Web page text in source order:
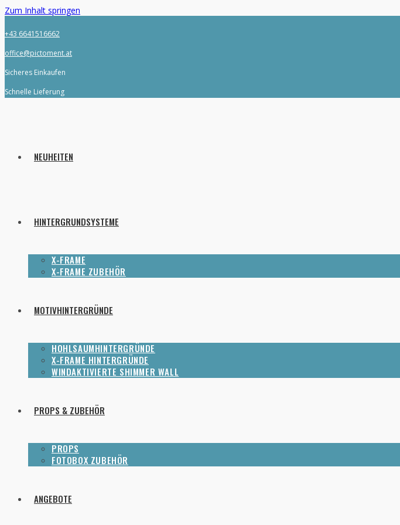
Zum Inhalt springen
+43 6641516662
office@pictoment.at
Sicheres Einkaufen
Schnelle Lieferung
NEUHEITEN
HINTERGRUNDSYSTEME
X-FRAME
X-FRAME ZUBEHÖR
MOTIVHINTERGRÜNDE
HOHLSAUMHINTERGRÜNDE
X-FRAME HINTERGRÜNDE
WINDAKTIVIERTE SHIMMER WALL
PROPS & ZUBEHÖR
PROPS
FOTOBOX ZUBEHÖR
ANGEBOTE